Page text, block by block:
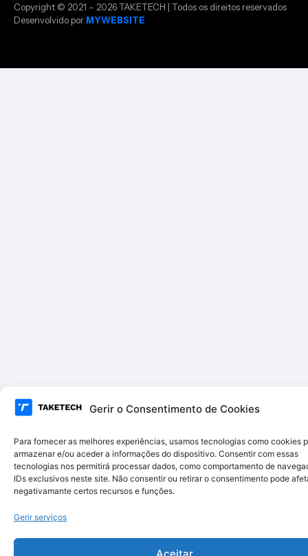
Gerir o Consentimento de Cookies
Para fornecer as melhores experiências, usamos tecnologias como cookies
armazenar e/ou aceder a informações do dispositivo. Consentir com essas
tecnologias nos permitirá processar dados, como comportamento de
IDs exclusivos neste site. Não consentir ou retirar o consentimento pode
negativamante certos recursos e funções.
Gerir serviços
Aceitar
Copyright © 2021 – 2026 TAKETECH | Todos os direitos reservados
Desenvolvido por MYWEBSITE